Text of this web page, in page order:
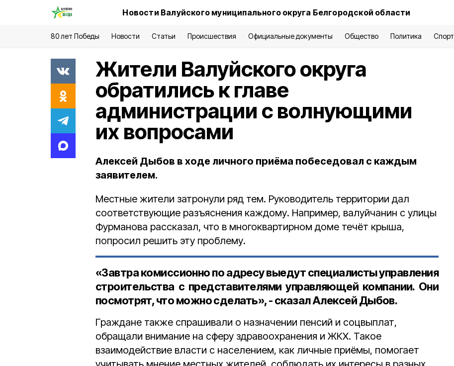
Новости Валуйского муниципального округа Белгородской области
80 лет Победы Новости Статьи Происшествия Официальные документы Общество Политика Спорт
Жители Валуйского округа
обратились к главе
администрации с волнующими
их вопросами
Алексей Дыбов в ходе личного приёма побеседовал с каждым
заявителем.
Местные жители затронули ряд тем. Руководитель территории дал
соответствующие разъяснения каждому. Например, валуйчанин с улицы
Фурманова рассказал, что в многоквартирном доме течёт крыша,
попросил решить эту проблему.
«Завтра комиссионно по адресу выедут специалисты управления
строительства с представителями управляющей компании. Они
посмотрят, что можно сделать», - сказал Алексей Дыбов.
Граждане также спрашивали о назначении пенсий и соцвыплат,
обращали внимание на сферу здравоохранения и ЖКХ. Такое
взаимодействие власти с населением, как личные приёмы, помогает